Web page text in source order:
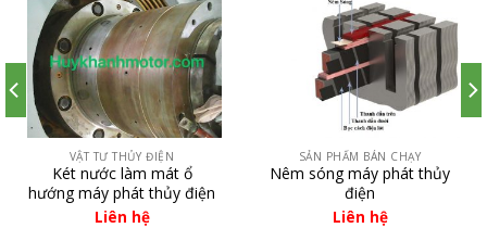
VẬT TƯ THỦY ĐIỆN
Két nước làm mát ổ
hướng máy phát thủy điện
Liên hệ
SẢN PHẨM BÁN CHẠY
Nêm sóng máy phát thủy
điện
Liên hệ